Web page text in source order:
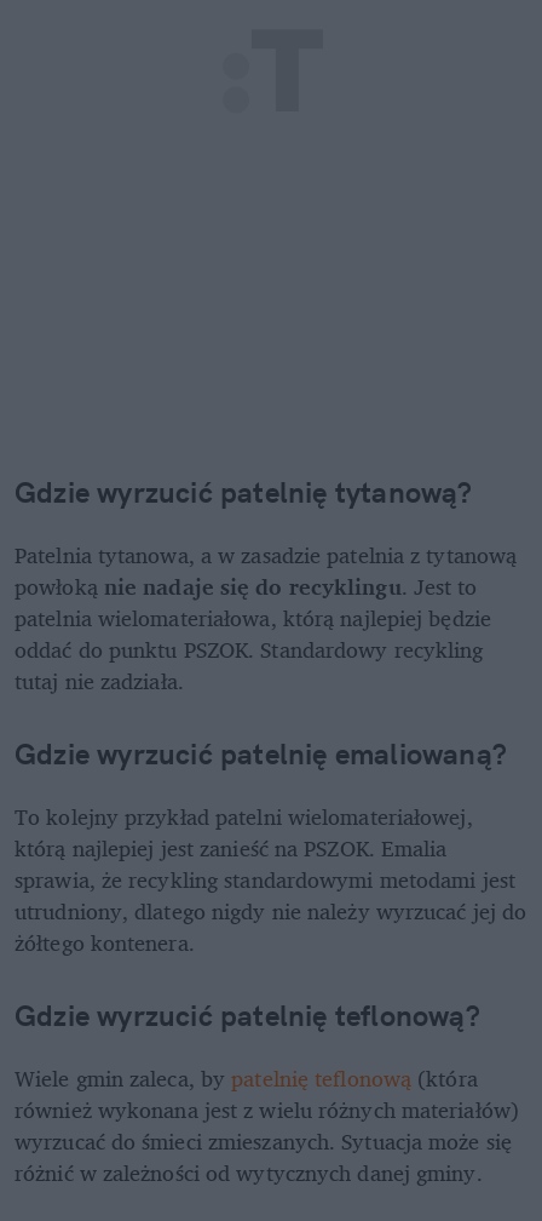
Gdzie wyrzucić patelnię tytanową?
Patelnia tytanowa, a w zasadzie patelnia z tytanową
powłoką nie nadaje się do recyklingu. Jest to
patelnia wielomateriałowa, którą najlepiej będzie
oddać do punktu PSZOK. Standardowy recykling
tutaj nie zadziała.
Gdzie wyrzucić patelnię emaliowaną?
To kolejny przykład patelni wielomateriałowej,
którą najlepiej jest zanieść na PSZOK. Emalia
sprawia, że recykling standardowymi metodami jest
utrudniony, dlatego nigdy nie należy wyrzucać jej do
żółtego kontenera.
Gdzie wyrzucić patelnię teflonową?
Wiele gmin zaleca, by patelnię teflonową (która
również wykonana jest z wielu różnych materiałów)
wyrzucać do śmieci zmieszanych. Sytuacja może się
różnić w zależności od wytycznych danej gminy.